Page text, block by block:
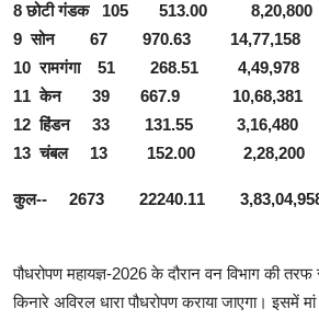
8 छोटी गंडक 105 513.00 8,20,800
9 सोन 67 970.63 14,77,158
10 रामगंगा 51 268.51 4,49,978
11 केन 39 667.9 10,68,381
12 हिंडन 33 131.55 3,16,480
13 चंबल 13 152.00 2,28,200
कुल-- 2673 22240.11
पौधरोपण महायज्ञ-2026 के दौरान वन विभाग की
किनारे अविरल धारा पौधरोपण कराया जाएगा। इसमें